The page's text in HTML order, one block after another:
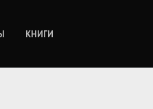
КНИГИ